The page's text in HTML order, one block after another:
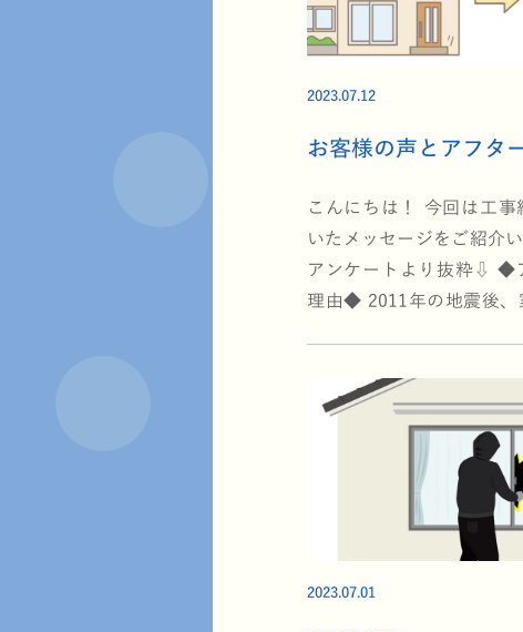
2023.07.12
お客様の声とアフタ
こんにちは！ 今回は工
いたメッセージをご紹介
アンケートより抜粋⇩ ◆
理由◆ 2011年の地震後、
2023.07.01